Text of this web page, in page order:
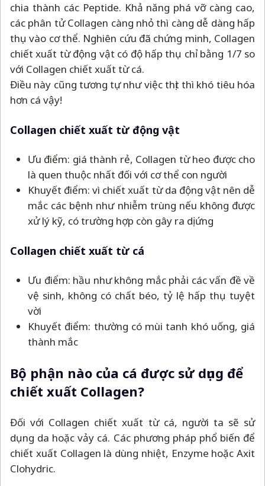
chia thành các Peptide. Khả năng phá vỡ càng cao,
các phân tử Collagen càng nhỏ thì càng dễ dàng hấp
thụ vào cơ thể. Nghiên cứu đã chứng minh, Collagen
chiết xuất từ động vật có độ hấp thụ chỉ bằng 1/7 so
với Collagen chiết xuất từ cá.
Điều này cũng tương tự như việc thịt thì khó tiêu hóa
hơn cá vậy!
Collagen chiết xuất từ động vật
Ưu điểm: giá thành rẻ, Collagen từ heo được cho
là quen thuộc nhất đối với cơ thể con người
Khuyết điểm: vì chiết xuất từ da động vật nên dễ
mắc các bệnh như nhiễm trùng nếu không được
xử lý kỹ, có trường hợp còn gây ra dị ứng
Collagen chiết xuất từ cá
Ưu điểm: hầu như không mắc phải các vấn đề về
vệ sinh, không có chất béo, tỷ lệ hấp thụ tuyệt
vời
Khuyết điểm: thường có mùi tanh khó uống, giá
thành mắc
Bộ phận nào của cá được sử dụng để
chiết xuất Collagen?
Đối với Collagen chiết xuất từ cá, người ta sẽ sử
dụng da hoặc vảy cá. Các phương pháp phổ biến để
chiết xuất Collagen là dùng nhiệt, Enzyme hoặc Axit
Clohydric.